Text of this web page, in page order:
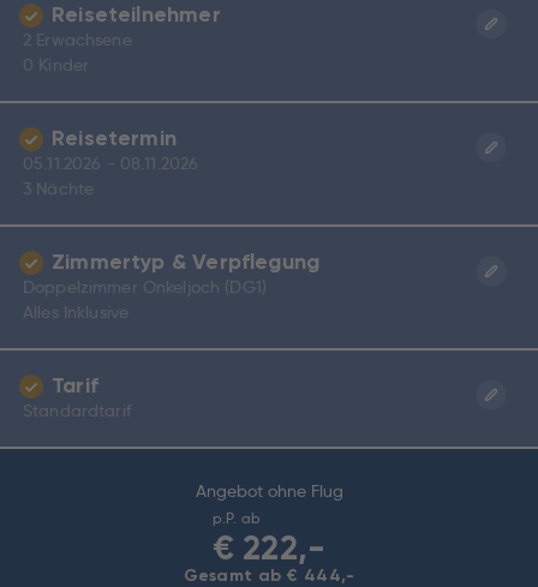
Angebot ohne Flug
p.P. ab
€ 222,-
Gesamt ab € 444,-
Reiseteilnehmer
2 Erwachsene
0 Kinder
Reisetermin
05.11.2026 - 08.11.2026
3 Nächte
Zimmertyp & Verpflegung
Doppelzimmer Onkeljoch (DG1)
Alles Inklusive
Tarif
Standardtarif